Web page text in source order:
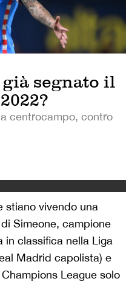
segnato il
centrocampo, contro
stiano vivendo una
Simeone, campione
in classifica nella Liga
Madrid capolista) e
League solo